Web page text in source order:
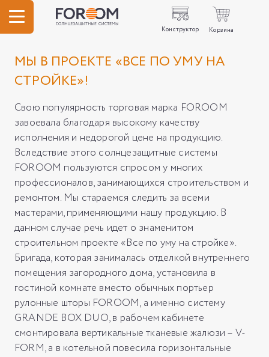
Конструктор Корзина
МЫ В ПРОЕКТЕ «ВСЕ ПО УМУ НА
СТРОЙКЕ»!
Свою популярность торговая марка FOROOM
завоевала благодаря высокому качеству
исполнения и недорогой цене на продукцию.
Вследствие этого солнцезащитные системы
FOROOM пользуются спросом у многих
профессионалов, занимающихся строительством и
ремонтом. Мы стараемся следить за всеми
мастерами, применяющими нашу продукцию. В
данном случае речь идет о знаменитом
строительном проекте «Все по уму на стройке».
Бригада, которая занималась отделкой внутреннего
помещения загородного дома, установила в
гостиной комнате вместо обычных портьер
рулонные шторы FOROOM, а именно систему
GRANDE BOX DUO, в рабочем кабинете
смонтировала вертикальные тканевые жалюзи – V-
FORM, а в котельной повесила горизонтальные